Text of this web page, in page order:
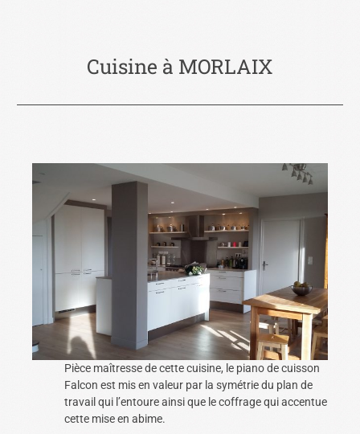
Cuisine à MORLAIX
Pièce maîtresse de cette cuisine, le piano de cuisson
Falcon est mis en valeur par la symétrie du plan de
travail qui l’entoure ainsi que le coffrage qui accentue
cette mise en abime.